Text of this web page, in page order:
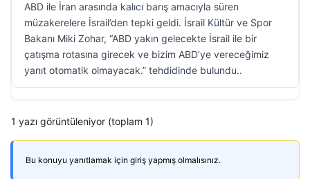
ABD ile İran arasında kalıcı barış amacıyla süren
müzakerelere İsrail’den tepki geldi. İsrail Kültür ve Spor
Bakanı Miki Zohar, “ABD yakın gelecekte İsrail ile bir
çatışma rotasına girecek ve bizim ABD’ye vereceğimiz
yanıt otomatik olmayacak.” tehdidinde bulundu..
1 yazı görüntüleniyor (toplam 1)
Bu konuyu yanıtlamak için giriş yapmış olmalısınız.